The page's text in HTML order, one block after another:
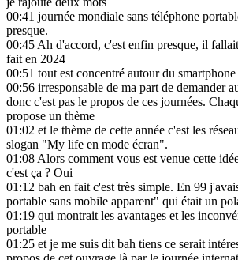
00:41 journée mondiale sans téléphone
presque.
00:45Ah d'accord, c'est enfin presque, il
fait en 2024
00:51 tout est concentré autour du
00:56 irresponsable de ma part de demander
donc c'est pas le propos de ces journées.
propose un thème
01:02 et le thème de cette année c'est les
slogan "My life en mode écran".
01:08Alors comment vous est venue cette
c'est ça ? Oui
01:12 bah en fait c'est très simple. En 99
portable sans mobile apparent" qui était un
01:19 qui montrait les avantages et les
portable
01:25 et je me suis dit bah tiens ce serait